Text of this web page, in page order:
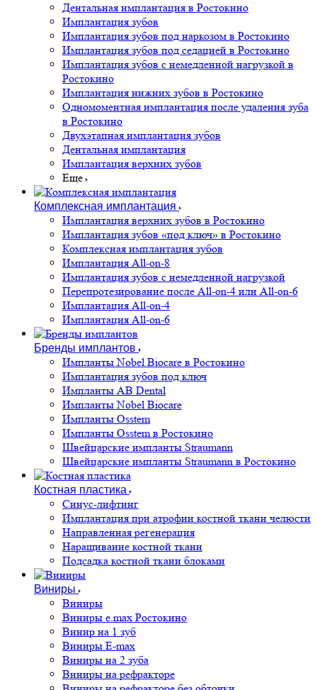
Дентальная имплантация в Ростокино
Имплантация зубов
Имплантация зубов под наркозом в Ростокино
Имплантация зубов под седацией в Ростокино
Имплантация зубов с немедленной нагрузкой в
Ростокино
Имплантация нижних зубов в Ростокино
Одномоментная имплантация после удаления зуба
в Ростокино
Двухэтапная имплантация зубов
Дентальная имплантация
Имплантация верхних зубов
Еще
Комплексная имплантация
Имплантация верхних зубов в Ростокино
Имплантация зубов «под ключ» в Ростокино
Комплексная имплантация зубов
Имплантация All-on-8
Имплантация зубов с немедленной нагрузкой
Перепротезирование после All-on-4 или All-on-6
Имплантация All-on-4
Имплантация All-on-6
Бренды имплантов
Импланты Nobel Biocare в Ростокино
Имплантация зубов под ключ
Импланты AB Dental
Импланты Nobel Biocare
Импланты Osstem
Импланты Osstem в Ростокино
Швейцарские импланты Straumann
Швейцарские импланты Straumann в Ростокино
Костная пластика
Cинус-лифтинг
Имплантация при атрофии костной ткани челюсти
Направленная регенерация
Наращивание костной ткани
Подсадка костной ткани блоками
Виниры
Виниры
Виниры e.max Ростокино
Винир на 1 зуб
Виниры E-max
Виниры на 2 зуба
Виниры на рефракторе